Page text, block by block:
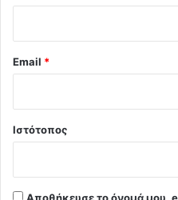
Email *
Ιστότοπος